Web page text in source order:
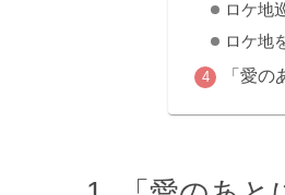
ロケ地
ロケ地
「愛